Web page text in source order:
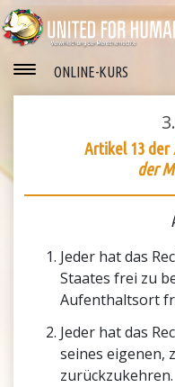
ONLINE-KURS
Artikel 13 der
der
Jeder hat das
Staates frei zu
Aufenthaltsort
Jeder hat das
seines eigenen,
zurückzukehren.